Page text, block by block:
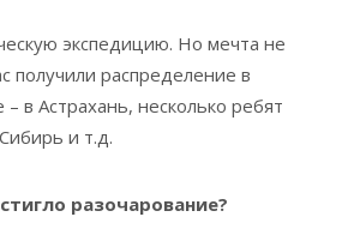
экспедицию. Но мечта не
получили распределение в
в Астрахань, несколько ребят
и т.д.
разочарование?